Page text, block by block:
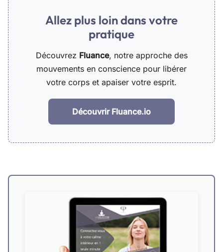
Allez plus loin dans votre
pratique
Découvrez Fluance, notre approche des
mouvements en conscience pour libérer
votre corps et apaiser votre esprit.
Découvrir Fluance.io